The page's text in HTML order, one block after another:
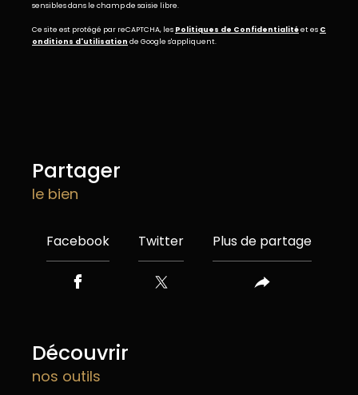
sensibles dans le champ de saisie libre.
Ce site est protégé par reCAPTCHA, les Politiques de Confidentialitéet es C
onditions d'utilisation de Google s'appliquent.
partager
le bien
Facebook Twitter Plus de partage
découvrir
nos outils